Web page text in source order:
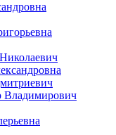
Владимирович